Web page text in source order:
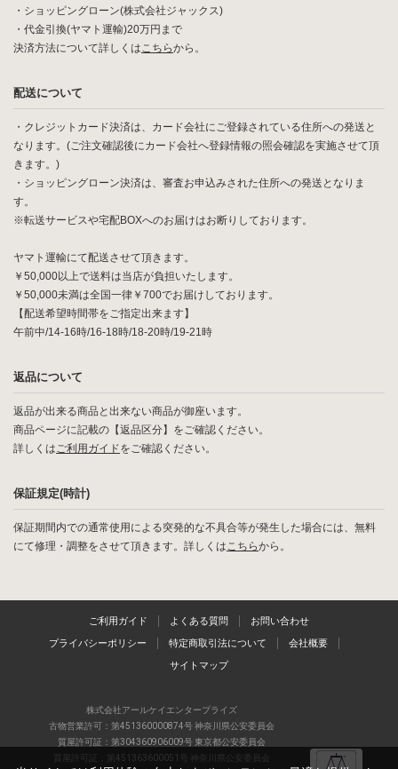
・ショッピングローン(株式会社ジャックス)
・代金引換(ヤマト運輸)20万円まで
決済方法について詳しくはこちらから。
配送について
・クレジットカード決済は、カード会社にご登録されている住所への発送と
なります。(ご注文確認後にカード会社へ登録情報の照会確認を実施させて頂
きます。)
・ショッピングローン決済は、審査お申込みされた住所への発送となりま
す。
※転送サービスや宅配BOXへのお届けはお断りしております。
ヤマト運輸にて配送させて頂きます。
￥50,000以上で送料は当店が負担いたします。
￥50,000未満は全国一律￥700でお届けしております。
【配送希望時間帯をご指定出来ます】
午前中/14-16時/16-18時/18-20時/19-21時
返品について
返品が出来る商品と出来ない商品が御座います。
商品ページに記載の【返品区分】をご確認ください。
詳しくはご利用ガイドをご確認ください。
保証規定(時計)
保証期間内での通常使用による突発的な不具合等が発生した場合には、無料
にて修理・調整をさせて頂きます。詳しくはこちらから。
ご利用ガイド よくある質問 お問い合わせ
プライバシーポリシー 特定商取引法について 会社概要
サイトマップ
株式会社アールケイエンタープライズ
古物営業許可：第451360000874号 神奈川県公安委員会
質屋許可証：第304360906009号 東京都公安委員会
質屋許可証：第451363600051号 神奈川県公安委員会